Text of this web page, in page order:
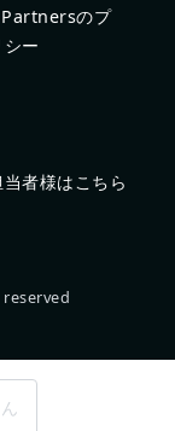
のプ
ー
者様はこちら